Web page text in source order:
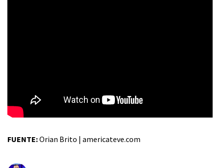
FUENTE:Orian Brito | americateve.com